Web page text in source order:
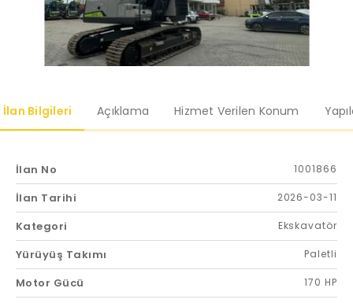
İlan Bilgileri Açıklama Hizmet Verilen Konum
İlan No 1001866
İlan Tarihi 2026-03-11
Kategori Ekskavatör
Yürüyüş Takımı Paletli
Motor Gücü 170 HP